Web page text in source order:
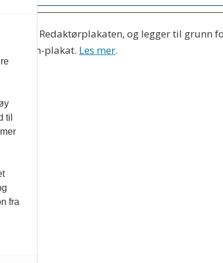
etter Redaktørplakaten, og legger til grunn
Varsom-plakat. Les mer.
til
fra